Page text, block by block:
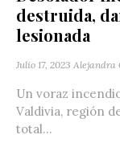
destruida,
lesionada
Julio 17, 2023 Alejandra
Un voraz
Valdivia, región
total...